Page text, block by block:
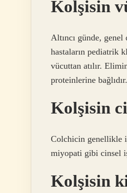
Kolşisin
Altıncı günde,
hastaların pediatrik
vücuttan atılır.
proteinlerine bağlıdır.
Kolşisin
Colchicin genellikle
miyopati gibi cinsel
Kolşisin